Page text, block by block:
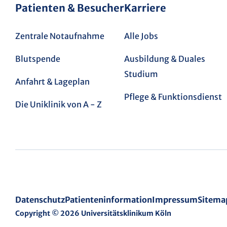
Patienten & Besucher
Zentrale Notaufnahme
Blutspende
Anfahrt & Lageplan
Die Uniklinik von A - Z
Karriere
Alle Jobs
Ausbildung & Duales
Studium
Pflege & Funktionsdienst
DatenschutzPatienteninformationImpressum
Copyright © 2026 Universitätsklinikum Köln